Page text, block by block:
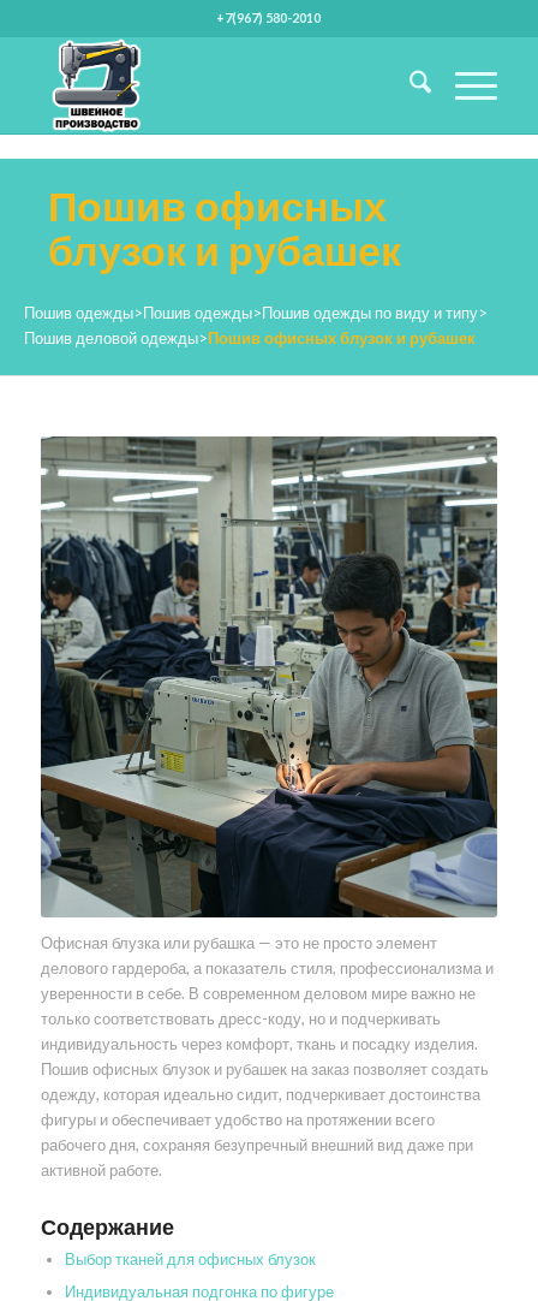
+7(967) 580-2010
Пошив офисных
блузок и рубашек
Пошив одежды>Пошив одежды>Пошив одежды по виду и типу>
Пошив деловой одежды>Пошив офисных блузок и рубашек
Офисная блузка или рубашка — это не просто элемент
делового гардероба, а показатель стиля, профессионализма и
уверенности в себе. В современном деловом мире важно не
только соответствовать дресс-коду, но и подчеркивать
индивидуальность через комфорт, ткань и посадку изделия.
Пошив офисных блузок и рубашек на заказ позволяет создать
одежду, которая идеально сидит, подчеркивает достоинства
фигуры и обеспечивает удобство на протяжении всего
рабочего дня, сохраняя безупречный внешний вид даже при
активной работе.
Содержание
Выбор тканей для офисных блузок
Индивидуальная подгонка по фигуре